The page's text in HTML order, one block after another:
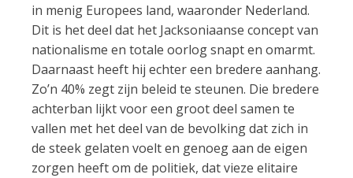
in menig Europees land, waaronder Nederland.
Dit is het deel dat het Jacksoniaanse concept van
nationalisme en totale oorlog snapt en omarmt.
Daarnaast heeft hij echter een bredere aanhang.
Zo’n 40% zegt zijn beleid te steunen. Die bredere
achterban lijkt voor een groot deel samen te
vallen met het deel van de bevolking dat zich in
de steek gelaten voelt en genoeg aan de eigen
zorgen heeft om de politiek, dat vieze elitaire